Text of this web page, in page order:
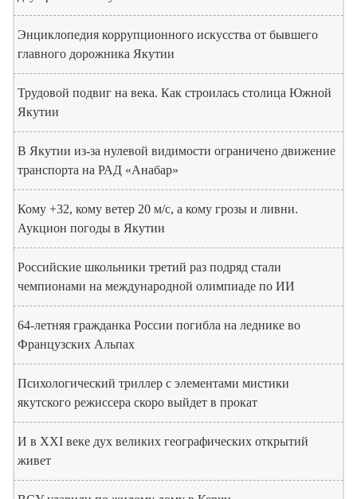
Энциклопедия коррупционного искусства от бывшего
главного дорожника Якутии
Трудовой подвиг на века. Как строилась столица Южной
Якутии
В Якутии из-за нулевой видимости ограничено движение
транспорта на РАД «Анабар»
Кому +32, кому ветер 20 м/с, а кому грозы и ливни.
Аукцион погоды в Якутии
Российские школьники третий раз подряд стали
чемпионами на международной олимпиаде по ИИ
64-летняя гражданка России погибла на леднике во
Французских Альпах
Психологический триллер с элементами мистики
якутского режиссера скоро выйдет в прокат
И в XXI веке дух великих географических открытий
живет